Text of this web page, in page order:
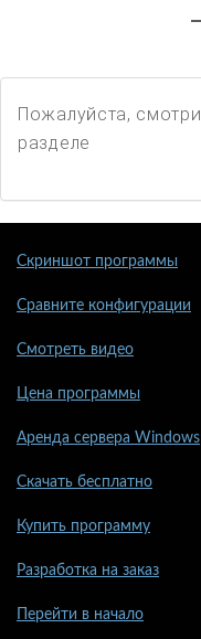
Пожалуйста,
разделе
Скриншот программы
Сравните конфигурации
Смотреть видео
Цена программы
Аренда сервера Windows
Скачать бесплатно
Купить программу
Разработка на заказ
Перейти в начало